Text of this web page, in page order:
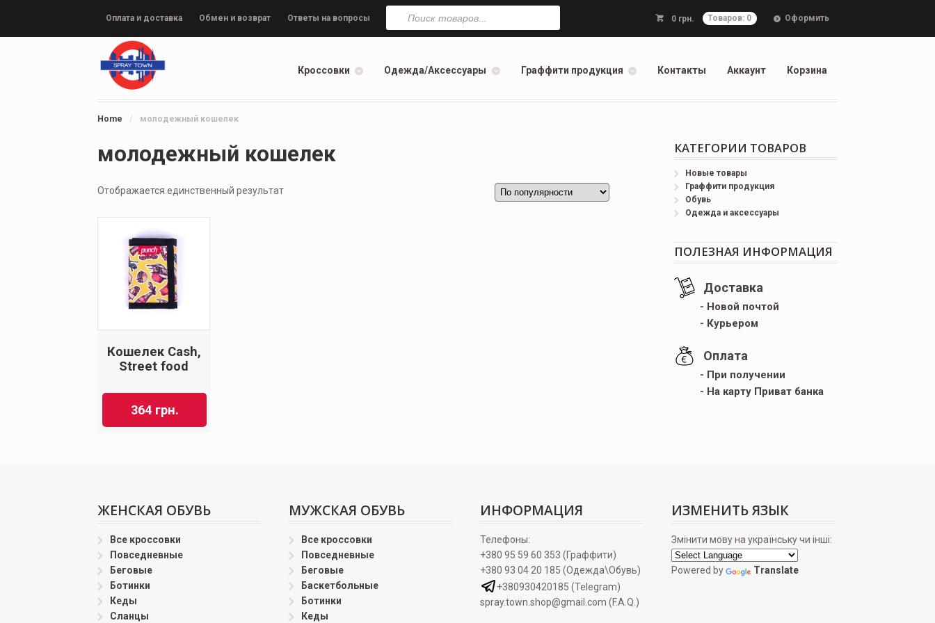
Оплата и доставка Обмен и возврат Ответы на вопросы 0 грн. Товаров: 0 Оформить
Поиск
товаров
Кроссовки Одежда/Аксессуары Граффити продукция Контакты Аккаунт Корзина
Home / молодежный кошелек
молодежный кошелек
Отображается единственный результат
Кошелек Cash,
Street food
364 грн.
КАТЕГОРИИ ТОВАРОВ
Новые товары
Граффити продукция
Обувь
Одежда и аксессуары
ПОЛЕЗНАЯ ИНФОРМАЦИЯ
Доставка
- Новой почтой
- Курьером
Оплата
- При получении
- На карту Приват банка
ЖЕНСКАЯ ОБУВЬ
Все кроссовки
Повседневные
Беговые
Ботинки
Кеды
Сланцы
МУЖСКАЯ ОБУВЬ
Все кроссовки
Повседневные
Беговые
Баскетбольные
Ботинки
Кеды
ИНФОРМАЦИЯ
Телефоны:
+380 95 59 60 353 (Граффити)
+380 93 04 20 185 (Одежда\Обувь)
+380930420185 (Telegram)
spray.town.shop@gmail.com (F.A.Q.)
ИЗМЕНИТЬ ЯЗЫК
Змінити мову на українську чи інші:
Powered by Translate